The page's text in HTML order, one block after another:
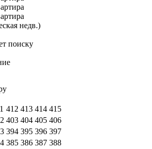
недв.)
поиску
412 413 414 415
403 404 405 406
394 395 396 397
385 386 387 388